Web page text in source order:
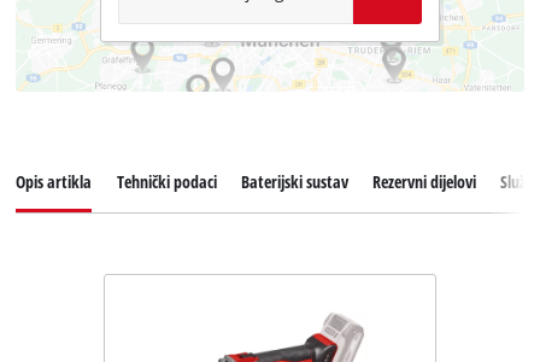
Opis artikla Tehnički podaci Baterijski sustav Rezervni dijelovi